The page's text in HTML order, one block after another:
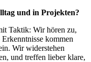
und in Projekten?
Taktik: Wir hören zu,
kommen
Wir widerstehen
und treffen lieber klare,